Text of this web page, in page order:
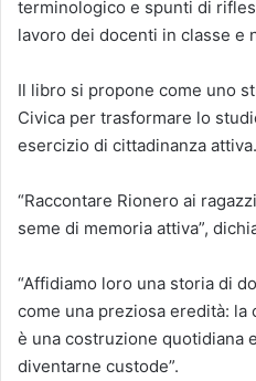
terminologico e spunti di
lavoro dei docenti in classe e
Il libro si propone come uno
Civica per trasformare lo
esercizio di cittadinanza attiva.
“Raccontare Rionero ai
seme di memoria attiva”,
“Affidiamo loro una storia di
come una preziosa eredità: la
è una costruzione quotidiana
diventarne custode”.